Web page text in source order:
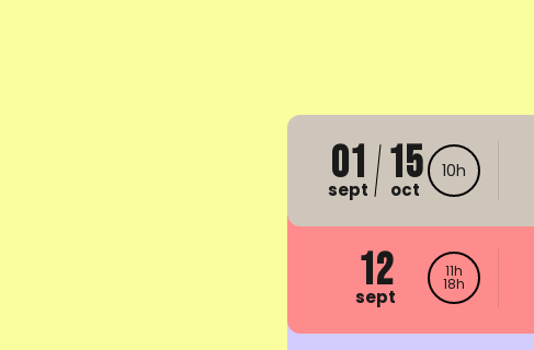
01
sept 15
oct
10h
12
sept
11h
18h